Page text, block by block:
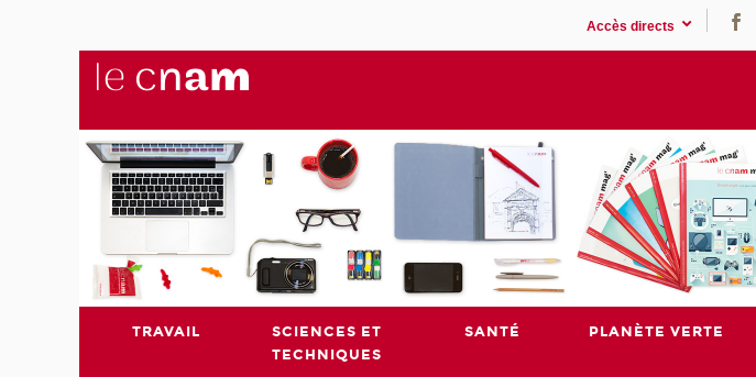
Accès directs
TRAVAIL
SCIENCES ET
TECHNIQUES
SANTÉ PLANÈTE VERTE